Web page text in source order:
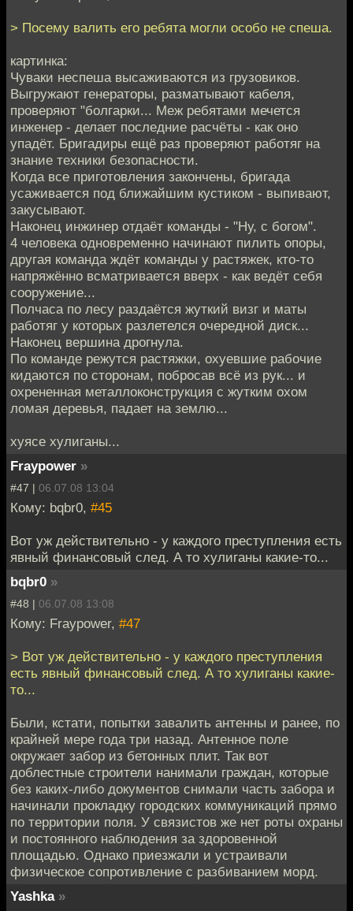
> Посему валить его ребята могли особо не спеша.
картинка:
Чуваки неспеша высаживаются из грузовиков.
Выгружают генераторы, разматывают кабеля,
проверяют "болгарки... Меж ребятами мечется
инженер - делает последние расчёты - как оно
упадёт. Бригадиры ещё раз проверяют работяг на
знание техники безопасности.
Когда все приготовления закончены, бригада
усаживается под ближайшим кустиком - выпивают,
закусывают.
Наконец инжинер отдаёт команды - "Ну, с богом".
4 человека одновременно начинают пилить опоры,
другая команда ждёт команды у растяжек, кто-то
напряжённо всматривается вверх - как ведёт себя
сооружение...
Полчаса по лесу раздаётся жуткий визг и маты
работяг у которых разлетелся очередной диск...
Наконец вершина дрогнула.
По команде режутся растяжки, охуевшие рабочие
кидаются по сторонам, побросав всё из рук... и
охрененная металлоконструкция с жутким охом
ломая деревья, падает на землю...
хуясе хулиганы...
Fraypower »
#47 | 06.07.08 13:04
Кому: bqbr0, #45
Вот уж действительно - у каждого преступления есть
явный финансовый след. А то хулиганы какие-то...
bqbr0 »
#48 | 06.07.08 13:08
Кому: Fraypower, #47
> Вот уж действительно - у каждого преступления
есть явный финансовый след. А то хулиганы какие-
то...
Были, кстати, попытки завалить антенны и ранее, по
крайней мере года три назад. Антенное поле
окружает забор из бетонных плит. Так вот
доблестные строители нанимали граждан, которые
без каких-либо документов снимали часть забора и
начинали прокладку городских коммуникаций прямо
по территории поля. У связистов же нет роты охраны
и постоянного наблюдения за здоровенной
площадью. Однако приезжали и устраивали
физическое сопротивление с разбиванием морд.
Yashka »